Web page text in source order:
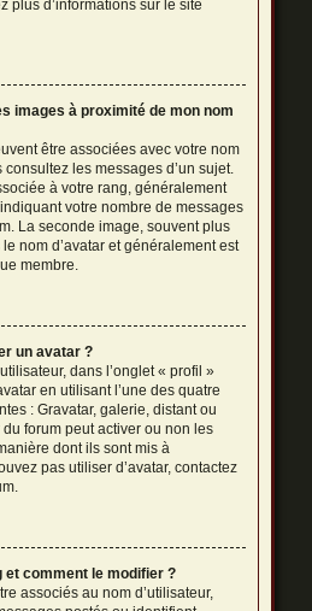
plus d’informations sur le site
images à proximité de mon nom
être associées avec votre nom
les messages d’un sujet.
à votre rang, généralement
votre nombre de messages
La seconde image, souvent plus
nom d’avatar et généralement est
membre.
un avatar ?
dans l’onglet « profil »
en utilisant l’une des quatre
: Gravatar, galerie, distant ou
du forum peut activer ou non les
dont ils sont mis à
pas utiliser d’avatar, contactez
et comment le modifier ?
associés au nom d’utilisateur,